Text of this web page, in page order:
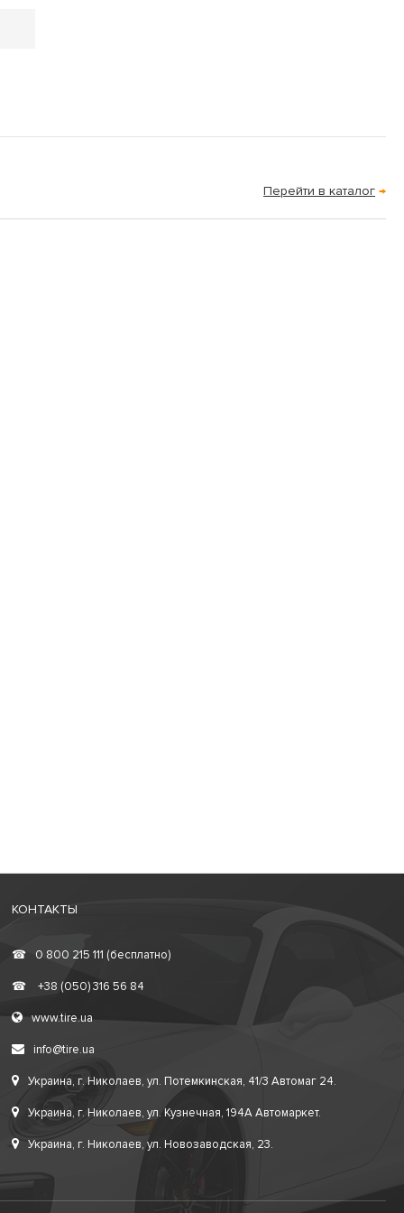
Перейти в каталог →
КОНТАКТЫ
☎ 0 800 215 111 (бесплатно)
☎ +38 (050) 316 56 84
www.tire.ua
info@tire.ua
Украина, г. Николаев, ул. Потемкинская, 41/3 Автомаг 24.
Украина, г. Николаев, ул. Кузнечная, 194А Автомаркет.
Украина, г. Николаев, ул. Новозаводская, 23.